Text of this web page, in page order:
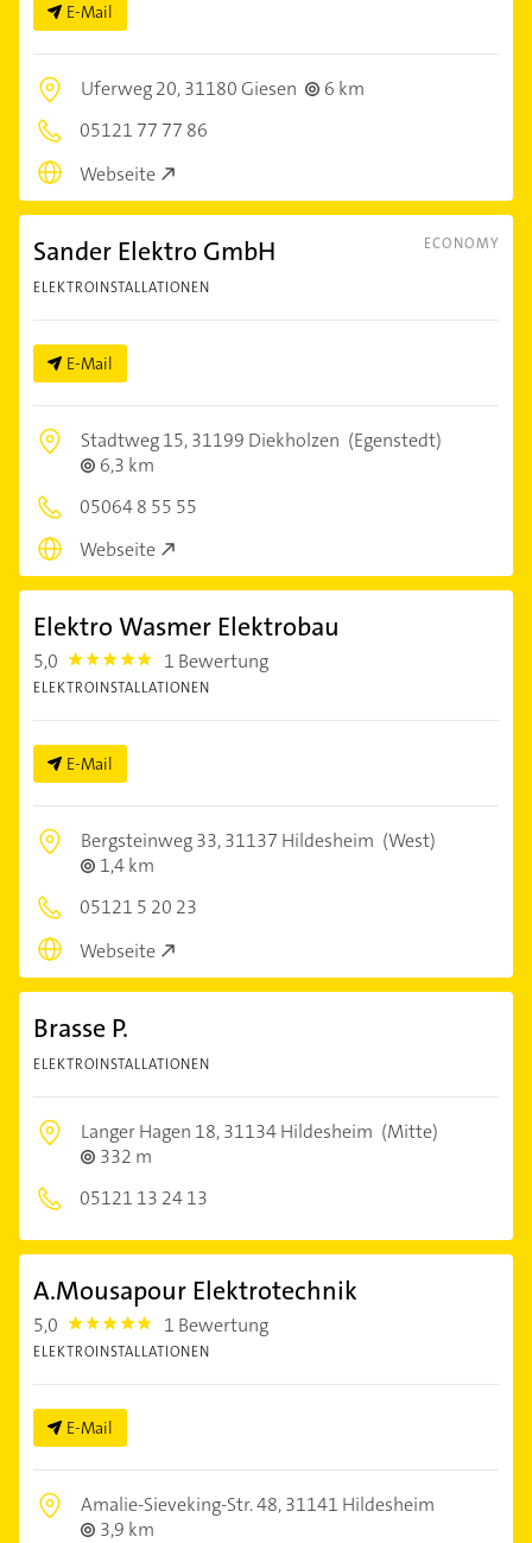
E-Mail
Uferweg 20,31180 Giesen
6 km
05121 77 77 86
Webseite
ECONOMY
Sander Elektro GmbH
ELEKTROINSTALLATIONEN
E-Mail
Stadtweg 15,31199 Diekholzen (Egenstedt)
6,3 km
05064 8 55 55
Webseite
Elektro Wasmer Elektrobau
5,0 5.0 1 Bewertung
ELEKTROINSTALLATIONEN
E-Mail
Bergsteinweg 33,31137 Hildesheim (West)
1,4 km
05121 5 20 23
Webseite
Brasse P.
ELEKTROINSTALLATIONEN
Langer Hagen 18,31134 Hildesheim (Mitte)
332 m
05121 13 24 13
A.Mousapour Elektrotechnik
5,0 5.0 1 Bewertung
ELEKTROINSTALLATIONEN
E-Mail
Amalie-Sieveking-Str. 48,31141 Hildesheim
3,9 km